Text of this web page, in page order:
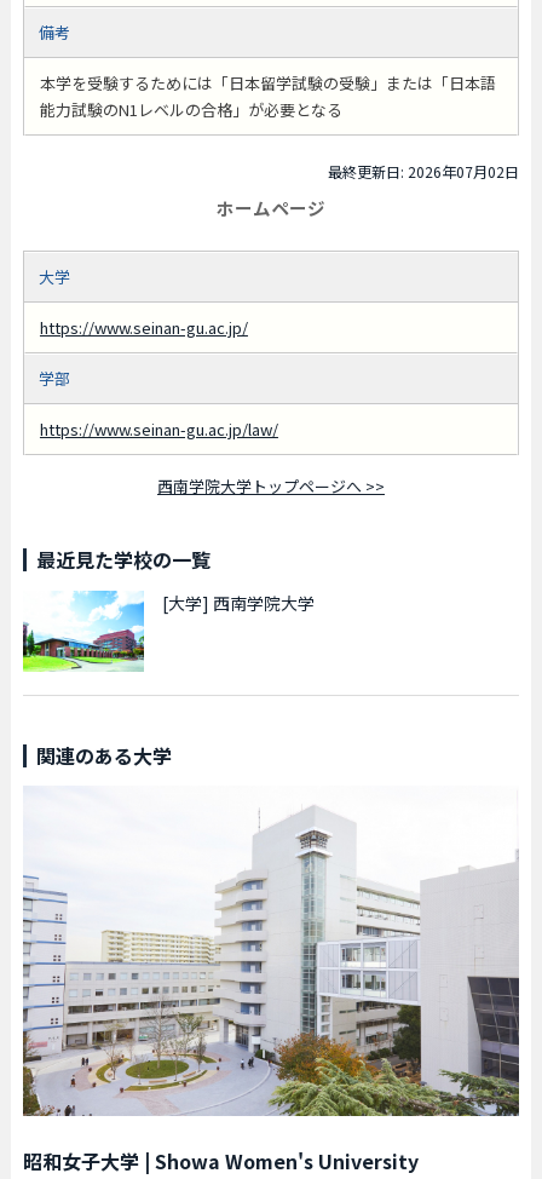
備考
本学を受験するためには「日本留学試験の受験」または「日本語
能力試験のN1レベルの合格」が必要となる
最終更新日: 2026年07月02日
ホームページ
大学
https://www.seinan-gu.ac.jp/
学部
https://www.seinan-gu.ac.jp/law/
西南学院大学トップページへ >>
最近見た学校の一覧
[大学] 西南学院大学
関連のある大学
昭和女子大学| Showa Women's University